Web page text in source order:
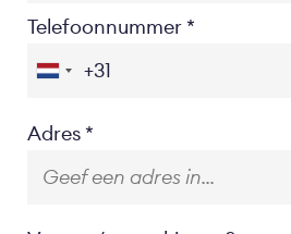
Telefoonnummer
Location
Adres